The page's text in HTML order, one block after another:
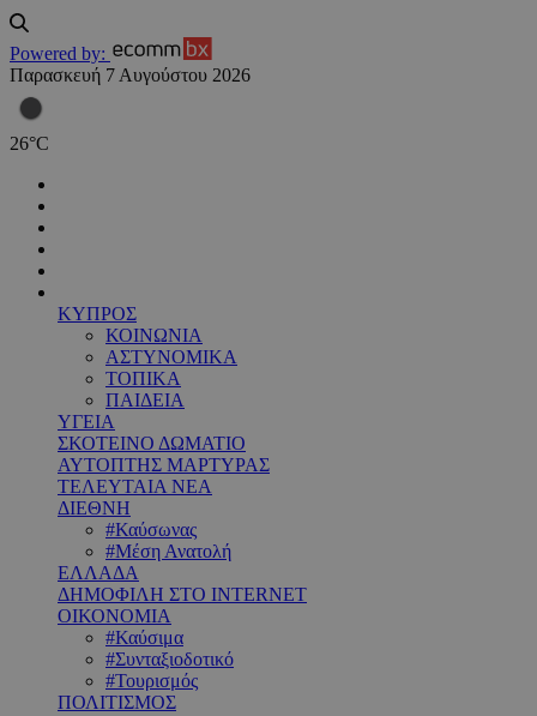
Powered by:
Παρασκευή 7 Αυγούστου 2026
26°C
ΚΥΠΡΟΣ
ΚΟΙΝΩΝΙΑ
ΑΣΤΥΝΟΜΙΚΑ
ΤΟΠΙΚΑ
ΠΑΙΔΕΙΑ
ΥΓΕΙΑ
ΣΚΟΤΕΙΝΟ ΔΩΜΑΤΙΟ
ΑΥΤΟΠΤΗΣ ΜΑΡΤΥΡΑΣ
ΤΕΛΕΥΤΑΙΑ ΝΕΑ
ΔΙΕΘΝΗ
#Καύσωνας
#Μέση Ανατολή
ΕΛΛΑΔΑ
ΔΗΜΟΦΙΛΗ ΣΤΟ INTERNET
ΟΙΚΟΝΟΜΙΑ
#Καύσιμα
#Συνταξιοδοτικό
#Τουρισμός
ΠΟΛΙΤΙΣΜΟΣ